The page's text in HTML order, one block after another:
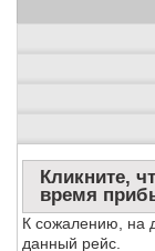
Кликните,
время
К сожалению, на
данный рейс.